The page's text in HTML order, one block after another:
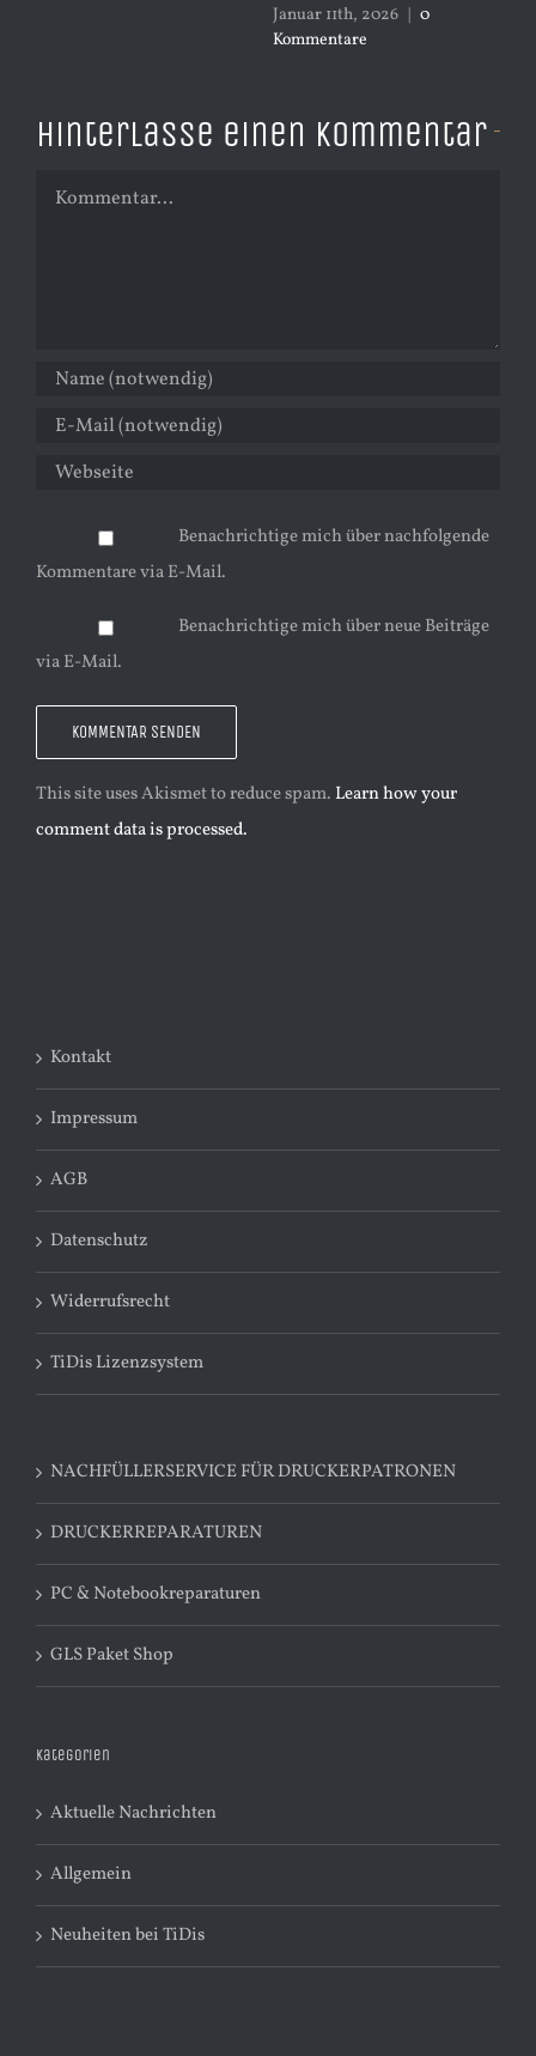
Januar 11th, 2026 | 0
Kommentare
Hinterlasse einen Kommentar
Kommentar
Benachrichtige mich über nachfolgende
Kommentare via E-Mail.
Benachrichtige mich über neue Beiträge
via E-Mail.
This site uses Akismet to reduce spam. Learn how your
comment data is processed.
Kontakt
Impressum
AGB
Datenschutz
Widerrufsrecht
TiDis Lizenzsystem
NACHFÜLLERSERVICE FÜR DRUCKERPATRONEN
DRUCKERREPARATUREN
PC & Notebookreparaturen
GLS Paket Shop
Kategorien
Aktuelle Nachrichten
Allgemein
Neuheiten bei TiDis